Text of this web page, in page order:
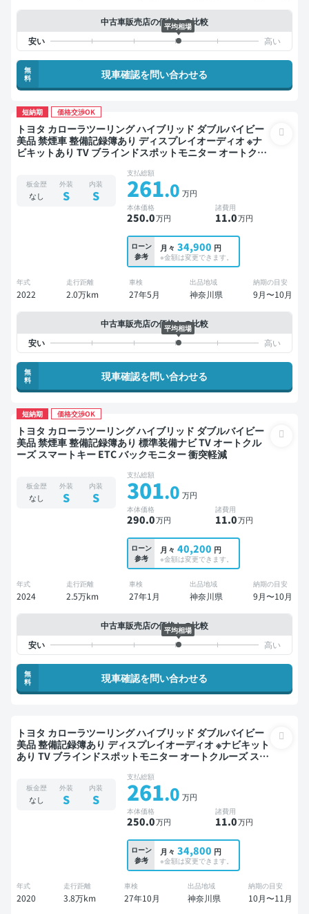
中古車販売店の価格との比較
平均相場
無
料
現車確認を問い合わせる
短納期 価格交渉OK
トヨタ カローラツーリング ハイブリッド ダブルバイビー
美品 禁煙車 整備記録簿あり ディスプレイオーディオ ※ナ
ビキットあり TV ブラインドスポットモニター オートクル
板金歴
なし
外装
S
内装
S
支払総額
261.0 万円
本体価格
250.0万円
諸費用
11.0万円
ローン
参考
月々 34,900 円
※金額は変更できます。
年式
2022
走行距離
2.0万km
車検
27年5月
出品地域
神奈川県
納期の目安
9月〜10月
中古車販売店の価格との比較
平均相場
無
料
現車確認を問い合わせる
短納期 価格交渉OK
トヨタ カローラツーリング ハイブリッド ダブルバイビー
美品 禁煙車 整備記録簿あり 標準装備ナビ TV オートクル
ーズ スマートキー ETC バックモニター 衝突軽減
板金歴
なし
外装
S
内装
S
支払総額
301.0 万円
本体価格
290.0万円
諸費用
11.0万円
ローン
参考
月々 40,200 円
※金額は変更できます。
年式
2024
走行距離
2.5万km
車検
27年1月
出品地域
神奈川県
納期の目安
9月〜10月
中古車販売店の価格との比較
平均相場
無
料
現車確認を問い合わせる
トヨタ カローラツーリング ハイブリッド ダブルバイビー
美品 整備記録簿あり ディスプレイオーディオ ※ナビキット
あり TV ブラインドスポットモニター オートクルーズ スマ
板金歴
なし
外装
S
内装
S
支払総額
261.0 万円
本体価格
250.0万円
諸費用
11.0万円
ローン
参考
月々 34,800 円
※金額は変更できます。
年式
2020
走行距離
3.8万km
車検
27年10月
出品地域
神奈川県
納期の目安
10月〜11月